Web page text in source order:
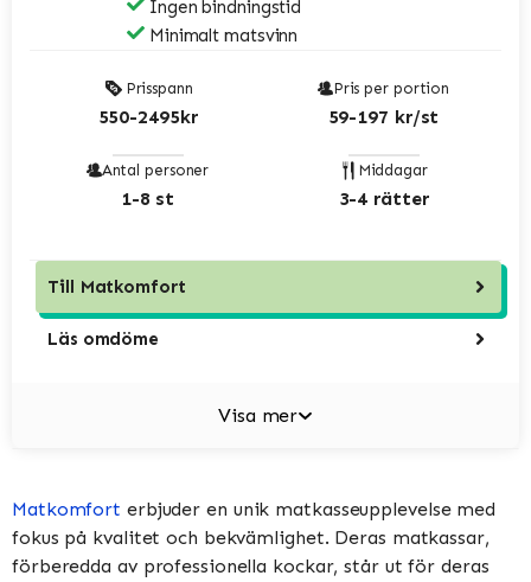
Ingen bindningstid
Minimalt matsvinn
Prisspann
550-2495kr
Pris per portion
59-197 kr/st
Antal personer
1-8 st
Middagar
3-4 rätter
Till Matkomfort
Läs omdöme
Visa mer
Matkomfort erbjuder en unik matkasseupplevelse med
fokus på kvalitet och bekvämlighet. Deras matkassar,
förberedda av professionella kockar, står ut för deras